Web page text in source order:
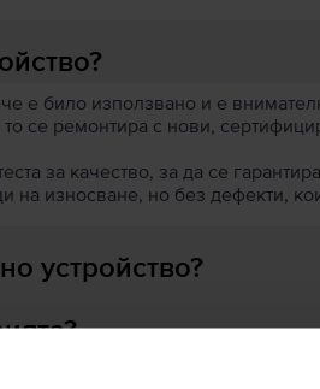
е било използвано и е
се ремонтира с нови,
за качество, за да се
на износване, но без дефекти,
устройство?